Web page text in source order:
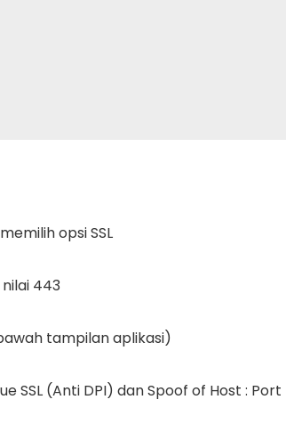
opsi SSL
443
tampilan aplikasi)
SSL (Anti DPI) danSpoof of Host : Port